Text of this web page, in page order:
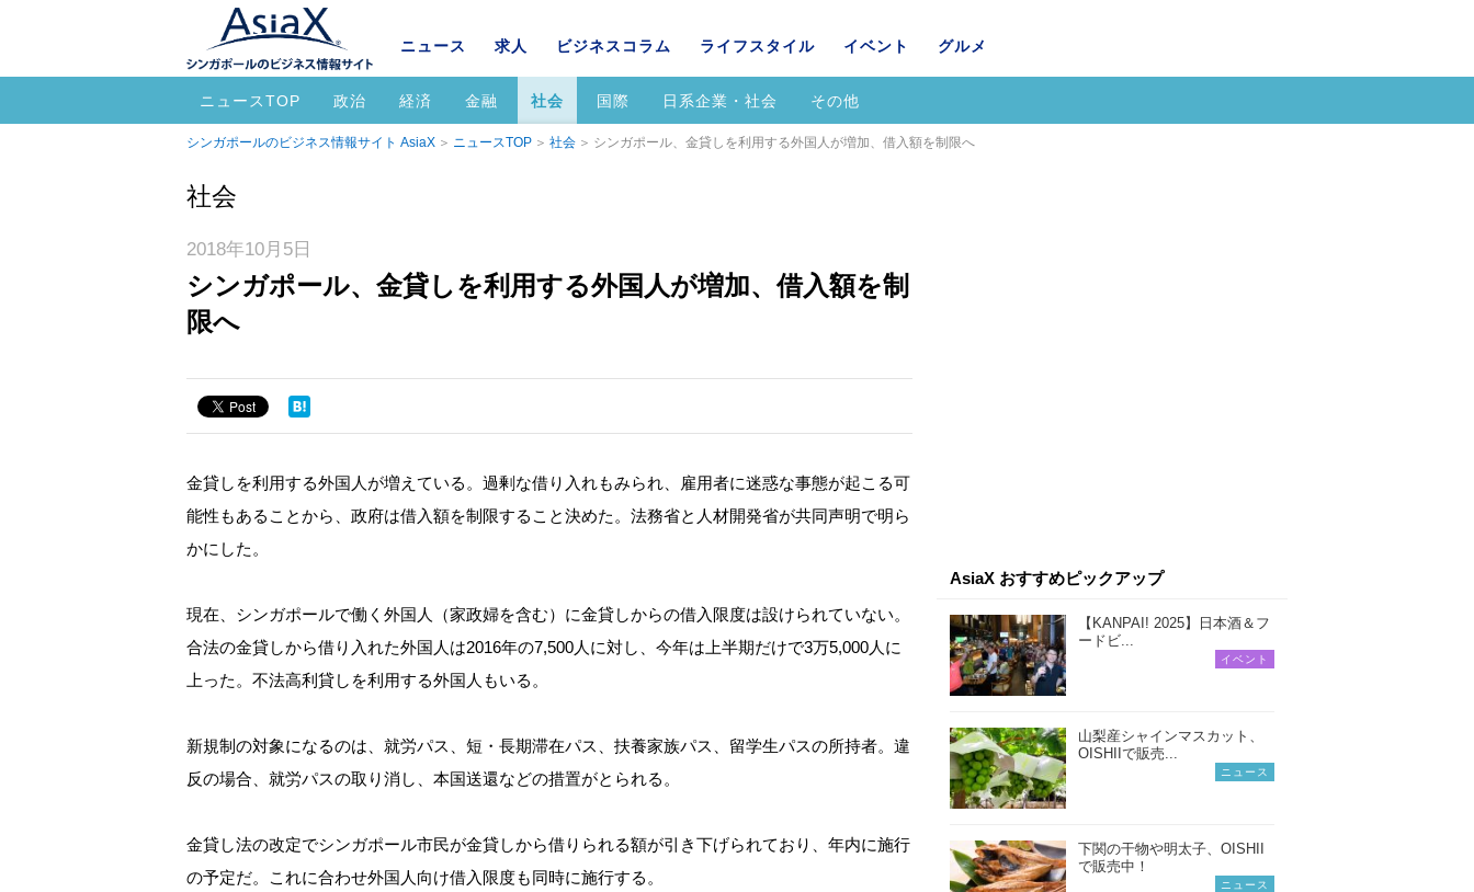
ニュース 求人 ビジネスコラム ライフスタイル イベント グルメ
ニュースTOP 政治 経済 金融 社会 国際 日系企業・社会 その他
シンガポールのビジネス情報サイト AsiaX ニュースTOP 社会 シンガポール、金貸しを利用する外国人が増加、借入額を制限へ
社会
2018年10月5日
シンガポール、金貸しを利用する外国人が増加、借入額を制
限へ
金貸しを利用する外国人が増えている。過剰な借り入れもみられ、雇用者に迷惑な事態が起こる可
能性もあることから、政府は借入額を制限すること決めた。法務省と人材開発省が共同声明で明ら
かにした。
現在、シンガポールで働く外国人（家政婦を含む）に金貸しからの借入限度は設けられていない。
合法の金貸しから借り入れた外国人は2016年の7,500人に対し、今年は上半期だけで3万5,000人に
上った。不法高利貸しを利用する外国人もいる。
新規制の対象になるのは、就労パス、短・長期滞在パス、扶養家族パス、留学生パスの所持者。違
反の場合、就労パスの取り消し、本国送還などの措置がとられる。
金貸し法の改定でシンガポール市民が金貸しから借りられる額が引き下げられており、年内に施行
の予定だ。これに合わせ外国人向け借入限度も同時に施行する。
AsiaX おすすめピックアップ
【KANPAI! 2025】日本酒＆フ
ードビ...
イベント
山梨産シャインマスカット、
OISHIIで販売...
ニュース
下関の干物や明太子、OISHII
で販売中！
ニュース